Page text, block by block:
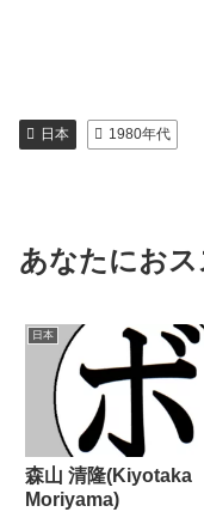
日本 1980年代
あなたにお
日本
森山 清隆(Kiyotaka
Moriyama)